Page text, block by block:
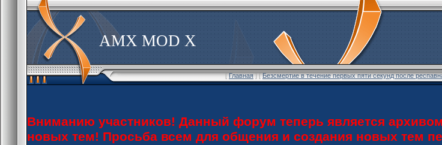
AMX MOD X
[Главная] [Безсмертие в течение первых пяти секунд после
Вниманию участников! Данный форум теперь является
новых тем! Просьба всем для общения и создания новых тем